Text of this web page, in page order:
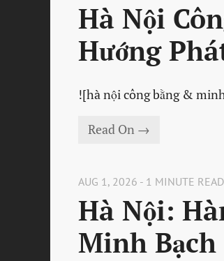
Hà Nội
Hướng
![hà nội công bằng &
Read On →
AUG 1, 2026 - 1 MINUTE READ
Hà Nội:
Minh Bạch